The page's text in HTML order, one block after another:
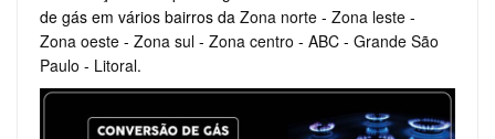
de gás em vários bairros da Zona norte - Zona leste -
Zona oeste - Zona sul - Zona centro - ABC - Grande São
Paulo - Litoral.